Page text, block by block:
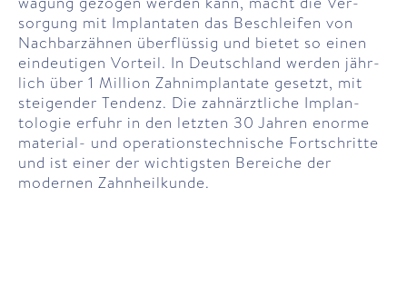
sorgung mit Implantaten das Be­schlei­fen von
Nach­bar­zähnen über­flüssig und bietet so einen
ein­deutigen Vor­teil. In Deutsch­land werden jähr­
lich über 1 Mil­lion Zahn­implan­tate ge­setzt, mit
steigender Ten­denz. Die zahn­ärztliche Implan­
tologie er­fuhr in den letzten 30 Jahren enorme
material- und operations­technische Fort­schritte
und ist einer der wichtigsten Be­reiche der
modernen Zahn­heil­kunde.